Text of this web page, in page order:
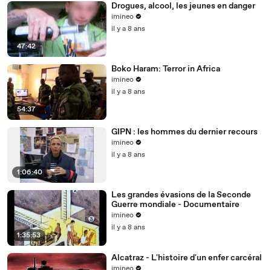
47:42
Drogues, alcool, les jeunes en danger
imineo
il y a 8 ans
54:37
Boko Haram: Terror in Africa
imineo
il y a 8 ans
1:06:40
GIPN : les hommes du dernier recours
imineo
il y a 8 ans
1:35:53
Les grandes évasions de la Seconde
Guerre mondiale - Documentaire
imineo
il y a 8 ans
Alcatraz - L'histoire d'un enfer carcéral